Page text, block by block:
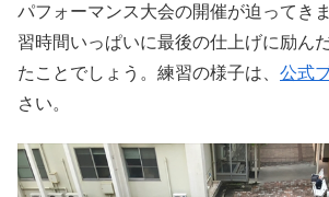
パフォーマンス大会の開催が迫ってき
習時間いっぱいに最後の仕上げに励ん
たことでしょう。練習の様子は、 公式
さい。